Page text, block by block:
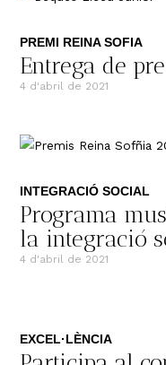
PREMI REINA SOFIA
Entrega de
4 d'abril de 2021
INTEGRACIÓ SOCIAL
Programa
la integració
4 d'abril de 2021
EXCEL·LÈNCIA